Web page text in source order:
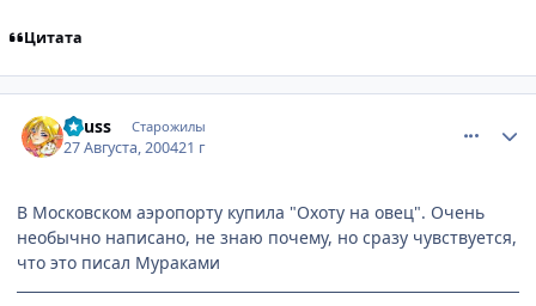
Цитата
Reuss Старожилы
27 Августа, 200421 г
В Московском аэропорту купила "Охоту на овец". Очень
необычно написано, не знаю почему, но сразу чувствуется,
что это писал Мураками